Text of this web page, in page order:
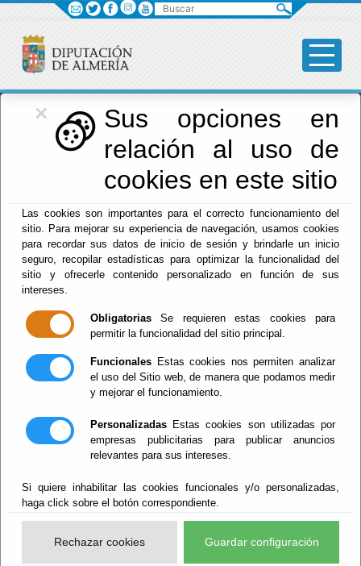
×
Sus opciones en
relación al uso de
cookies en este sitio
Las cookies son importantes para el correcto funcionamiento del
sitio. Para mejorar su experiencia de navegación, usamos cookies
para recordar sus datos de inicio de sesión y brindarle un inicio
seguro, recopilar estadísticas para optimizar la funcionalidad del
sitio y ofrecerle contenido personalizado en función de sus
intereses.
Obligatorias Se requieren estas cookies para
permitir la funcionalidad del sitio principal.
Funcionales Estas cookies nos permiten analizar
el uso del Sitio web, de manera que podamos medir
y mejorar el funcionamiento.
Personalizadas Estas cookies son utilizadas por
empresas publicitarias para publicar anuncios
relevantes para sus intereses.
Si quiere inhabilitar las cookies funcionales y/o personalizadas,
haga click sobre el botón correspondiente.
Rechazar cookies Guardar configuración
Red Provincial
de Almería
Menú RPC
Inicio - Sede Electrónica. Calendario Oficial
Sede Electrónica.
Calendario Oficial
SEDE ELECTRÓNICA 2019
El calendario oficial de la Sede
de Huércal-Overa,
http://www.huercal-overa.es
Buscar